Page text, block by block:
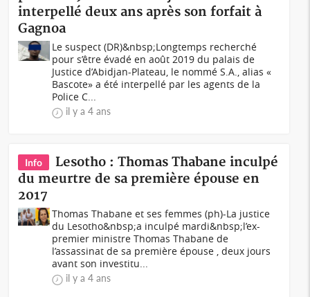
interpellé deux ans après son forfait à
Gagnoa
Le suspect (DR)&nbsp;Longtemps recherché
pour s’être évadé en août 2019 du palais de
Justice d’Abidjan-Plateau, le nommé S.A., alias «
Bascote» a été interpellé par les agents de la
Police C...
il y a 4 ans
Info
Lesotho : Thomas Thabane inculpé
du meurtre de sa première épouse en
2017
Thomas Thabane et ses femmes (ph)-La justice
du Lesotho&nbsp;a inculpé mardi&nbsp;l’ex-
premier ministre Thomas Thabane de
l’assassinat de sa première épouse , deux jours
avant son investitu...
il y a 4 ans